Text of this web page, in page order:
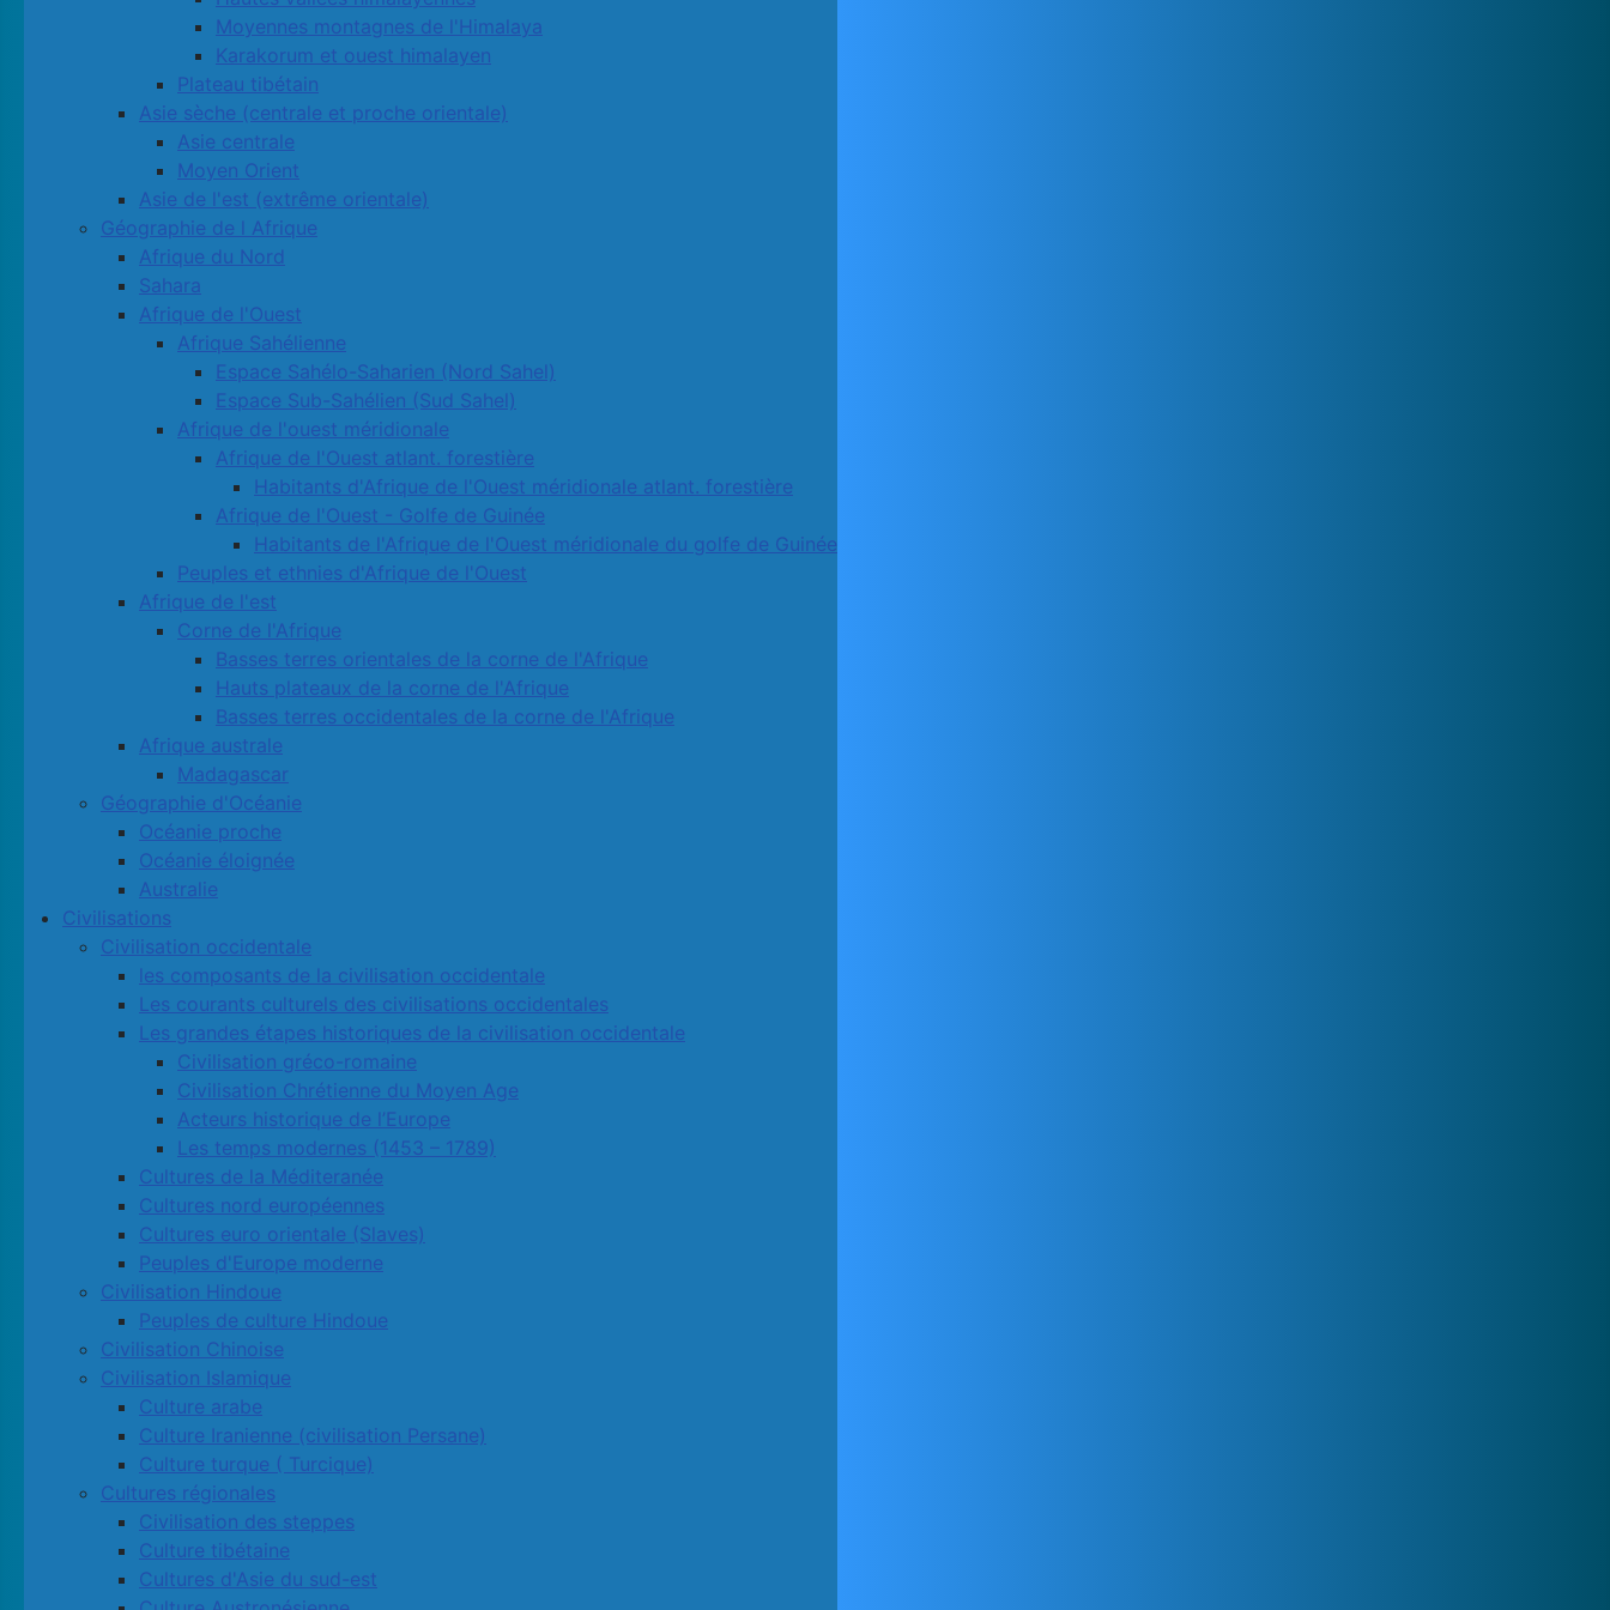
Moyennes montagnes de l'Himalaya
Karakorum et ouest himalayen
Plateau tibétain
Asie sèche (centrale et proche orientale)
Asie centrale
Moyen Orient
Asie de l'est (extrême orientale)
Géographie de l Afrique
Afrique du Nord
Sahara
Afrique de l'Ouest
Afrique Sahélienne
Espace Sahélo-Saharien (Nord Sahel)
Espace Sub-Sahélien (Sud Sahel)
Afrique de l'ouest méridionale
Afrique de l'Ouest atlant. forestière
Habitants d'Afrique de l'Ouest méridionale atlant. forestière
Afrique de l'Ouest - Golfe de Guinée
Habitants de l'Afrique de l'Ouest méridionale du golfe de Guinée
Peuples et ethnies d'Afrique de l'Ouest
Afrique de l'est
Corne de l'Afrique
Basses terres orientales de la corne de l'Afrique
Hauts plateaux de la corne de l'Afrique
Basses terres occidentales de la corne de l'Afrique
Afrique australe
Madagascar
Géographie d'Océanie
Océanie proche
Océanie éloignée
Australie
Civilisations
Civilisation occidentale
les composants de la civilisation occidentale
Les courants culturels des civilisations occidentales
Les grandes étapes historiques de la civilisation occidentale
Civilisation gréco-romaine
Civilisation Chrétienne du Moyen Age
Acteurs historique de l’Europe
Les temps modernes (1453 – 1789)
Cultures de la Méditeranée
Cultures nord européennes
Cultures euro orientale (Slaves)
Peuples d'Europe moderne
Civilisation Hindoue
Peuples de culture Hindoue
Civilisation Chinoise
Civilisation Islamique
Culture arabe
Culture Iranienne (civilisation Persane)
Culture turque ( Turcique)
Cultures régionales
Civilisation des steppes
Culture tibétaine
Cultures d'Asie du sud-est